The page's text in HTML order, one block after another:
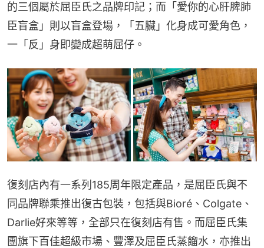
的三個屬於屈臣氏之品牌印記；而「愛你的心肝脾肺
臣盲盒」則以盲盒登場，「五臟」化身成可愛角色，
一「反」身即變成超萌屈仔。
復刻店內有一系列185周年限定產品，是屈臣氏與不
同品牌聯乘推出復古包裝，包括與Bioré、Colgate、
Darlie好來等等，全部只在復刻店有售。而屈臣氏集
團旗下百佳超級市場、豐澤及屈臣氏蒸餾水，亦推出